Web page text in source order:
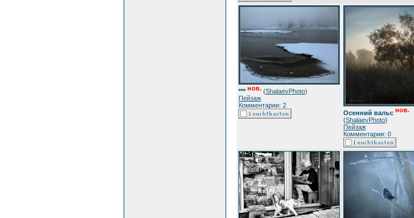
*** нов. (ShalaevPhoto)
Пейзаж
Комментарии: 2
Осенний вальс нов.
(ShalaevPhoto)
Пейзаж
Комментарии: 0